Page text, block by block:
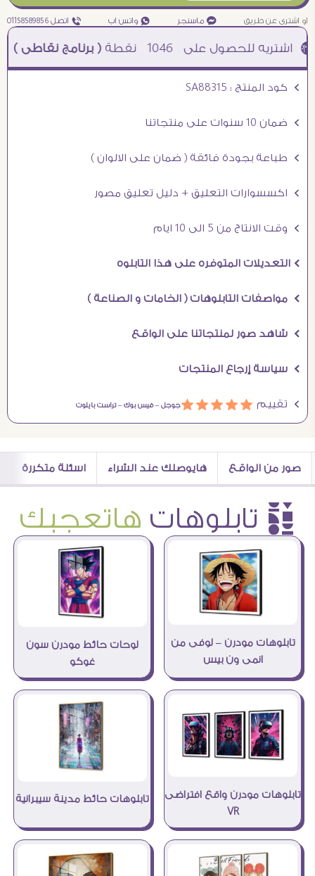
او اشترى عن طريق ¥ ماسنجر ₧ واتس اب ƒ اتصل 01158589856
1046 نقطة( برنامج نقاطى )à خصم 5% للعملاء الجدد à شحن مجانى عند الشراء ب 4000 جنيه à
Ö كود المنتج : SA88315
Ö ضمان 10 سنوات على منتجاتنا
Ö طباعة بجودة فائقة ( ضمان على الالوان )
Ö اكسسوارات التعليق + دليل تعليق مصور
Ö وقت الانتاج من 5 الى 10 ايام
Ö التعديلات المتوفره على هذا التابلوه
Ö مواصفات التابلوهات ( الخامات و الصناعة )
Ö شاهد صور لمنتجاتنا على الواقع
Ö سياسة إرجاع المنتجات
Ö تقييم áááááجوجل –فيس بوك –تراست بايلوت
صور من الواقع هايوصلك عند الشراء اسئلة متكررة
è تابلوهات هاتعجبك
تابلوهات مودرن – لوفى من
انمى ون بيس
لوحات حائط مودرن سون
غوكو
تابلوهات مودرن واقع افتراضى
VR
تابلوهات حائط مدينة سيبرانية